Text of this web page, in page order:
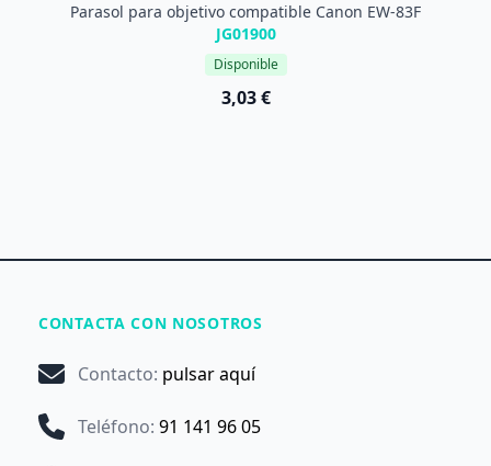
Parasol para objetivo compatible Canon EW-83F
JG01900
Disponible
3,03 €
CONTACTA CON NOSOTROS
Contacto: pulsar aquí
Teléfono: 91 141 96 05